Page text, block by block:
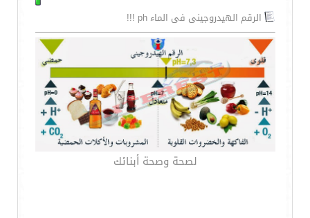
الرقم الهيدروجينى فى الماء ph !!!
لصحة وصحة أبنائك